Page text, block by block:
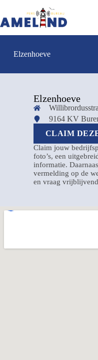
Elzenhoeve
Elzenhoeve
9164 KV
CLAIM
Claim jouw
foto’s, een
informatie.
vermelding op de
en vraag